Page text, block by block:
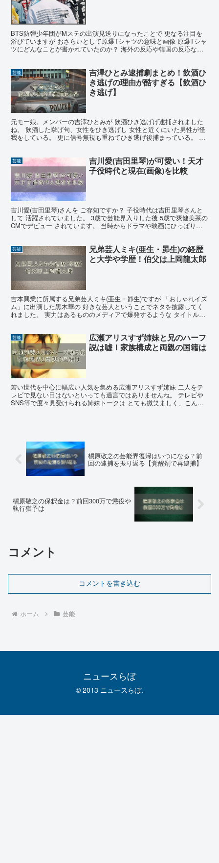
BTS防弾少年団がMステの出演見送りになったことで 更なる注目を
浴びていますが おさらいとして原爆Tシャツの意味と画像 原爆Tシャ
ツにどんなことが書かれていたのか？ 海外の反応や韓国の反応など
芸能
吉澤ひとみ逮捕劇まとめ！飲酒ひ
き逃げの理由が酷すぎる【飲酒ひ
き逃げ】
元モー娘。メンバーの吉澤ひとみが 飲酒ひき逃げげ逮捕されました
ね。 飲酒した挙げ句、女性をひき逃げし 女性と近くにいた男性が怪
我をしている。 更に信号無視も重ねてひき逃げ後捕まっている。 な
芸能
吉川愛(吉田里琴)が可愛い！天才
子役時代と現在(画像)を比較
吉川愛(吉田里琴)さんを ご存知ですか？ 子役時代は吉田里琴さんと
して 活躍されていました。 3歳で芸能界入りした後 5歳で爽健美茶の
CMでデビュー されています。 当時からドラマや映画にひっぱりだ
芸能
兄弟芸人ミキ(亜生・昴生)の経歴
と大学や学歴！伯父は上岡龍太郎
吉本興業に所属する兄弟芸人ミキ(亜生・昴生)ですが 「おしゃれイズ
ム」に出演した黒木華の 好きな芸人ということでネタを披露してく
れました。 実力はあるもののメディアで爆発するような タイトルを
芸能
広瀬アリスすず姉妹と兄のハーフ
説は嘘！家族構成と両親の国籍は
若い世代を中心に幅広い人気を集める広瀬アリスすず姉妹 二人をテ
レビで見ない日はないといっても過言ではありませんね。 テレビや
SNS等で度々見受けられる姉妹トークは とても微笑ましく、こんな
槇原敬之の芸能界復帰はいつになる？前
回の逮捕を振り返る【覚醒剤で再逮捕】
槇原敬之の保釈金は？前回300万で懲役や
執行猶予は
コメント
コメントを書き込む
ホーム 芸能
ニュースらぼ
© 2013 ニュースらぼ.